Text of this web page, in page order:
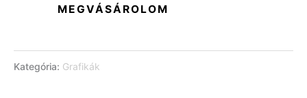
MEGVÁSÁROLOM
Kategória: Grafikák